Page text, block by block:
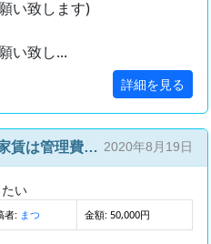
い致します)
い致し...
詳細を見る
大阪市内でペット可賃貸、家賃は管理費込みで5.5以下でお願いしたいです 2020年8月19日
い
者: まつ 金額: 50,000円